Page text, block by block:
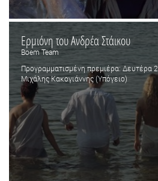
Ερμιόνη του Ανδρέα Στάικου
Boem Team
Προγραμματισμένη πρεμιέρα: Δευτέρα
Μιχάλης Κακογιάννης (Υπόγειο)